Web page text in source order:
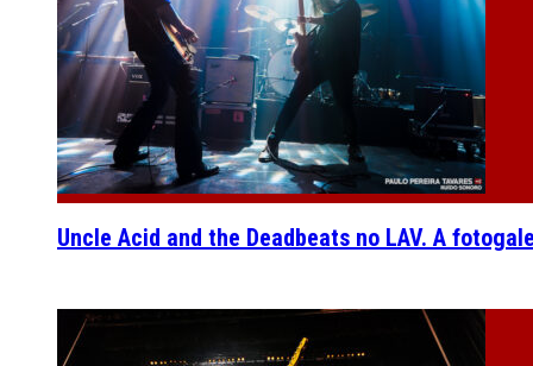
Uncle Acid and the Deadbeats no LAV. A